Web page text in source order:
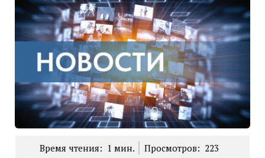
Время чтения: 1 мин. Просмотров: 223